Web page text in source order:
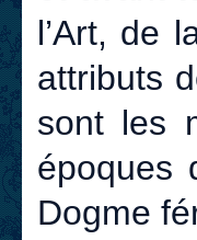
l’Art, de
attributs
sont les
époques
Dogme